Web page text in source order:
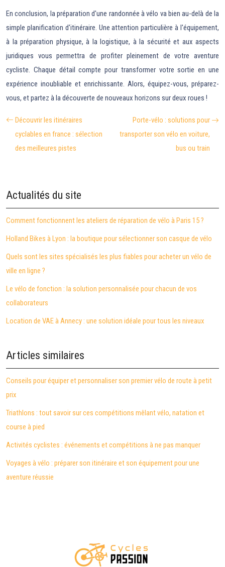
En conclusion, la préparation d'une randonnée à vélo va bien au-delà de la
simple planification d'itinéraire. Une attention particulière à l'équipement,
à la préparation physique, à la logistique, à la sécurité et aux aspects
juridiques vous permettra de profiter pleinement de votre aventure
cycliste. Chaque détail compte pour transformer votre sortie en une
expérience inoubliable et enrichissante. Alors, équipez-vous, préparez-
vous, et partez à la découverte de nouveaux horizons sur deux roues !
Découvrir les itinéraires
cyclables en france : sélection
des meilleures pistes
Porte-vélo : solutions pour
transporter son vélo en voiture,
bus ou train
Actualités du site
Comment fonctionnent les ateliers de réparation de vélo à Paris 15 ?
Holland Bikes à Lyon : la boutique pour sélectionner son casque de vélo
Quels sont les sites spécialisés les plus fiables pour acheter un vélo de
ville en ligne ?
Le vélo de fonction : la solution personnalisée pour chacun de vos
collaborateurs
Location de VAE à Annecy : une solution idéale pour tous les niveaux
Articles similaires
Conseils pour équiper et personnaliser son premier vélo de route à petit
prix
Triathlons : tout savoir sur ces compétitions mêlant vélo, natation et
course à pied
Activités cyclistes : événements et compétitions à ne pas manquer
Voyages à vélo : préparer son itinéraire et son équipement pour une
aventure réussie